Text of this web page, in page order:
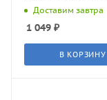
мятный/серый
Доставим завтра
1 049 ₽
В КОРЗИНУ